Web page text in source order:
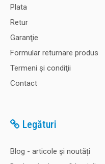
Plata
Retur
Garanţie
Formular returnare produs
Termeni şi condiţii
Contact
Legături
Blog - articole și noutăți